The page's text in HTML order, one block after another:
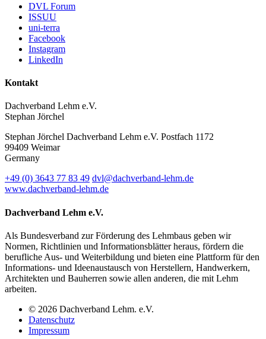
DVL Forum
ISSUU
uni-terra
Facebook
Instagram
LinkedIn
Kontakt
Dachverband Lehm e.V.
Stephan Jörchel
Stephan Jörchel Dachverband Lehm e.V. Postfach 1172
99409 Weimar
Germany
+49 (0) 3643 77 83 49 dvl@dachverband-lehm.de
www.dachverband-lehm.de
Dachverband Lehm e.V.
Als Bundesverband zur Förderung des Lehmbaus geben wir
Normen, Richtlinien und Informationsblätter heraus, fördern die
berufliche Aus- und Weiterbildung und bieten eine Plattform für den
Informations- und Ideenaustausch von Herstellern, Handwerkern,
Architekten und Bauherren sowie allen anderen, die mit Lehm
arbeiten.
© 2026 Dachverband Lehm. e.V.
Datenschutz
Impressum